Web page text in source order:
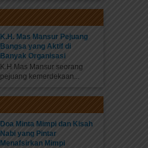
K.H. Mas Mansur Pejuang
Bangsa yang Aktif di
Banyak Organisasi
K.H Mas Mansur seorang
pejuang kemerdekaan...
Doa Minta Mimpi dan Kisah
Nabi yang Pintar
Menafsirkan Mimpi